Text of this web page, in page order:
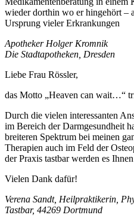
wieder dorthin wo er hingehört –
Ursprung vieler Erkrankungen
Apotheker Holger Kromnik
Die Stadtapotheken, Dresden
Liebe Frau Rössler,
das Motto „Heaven can wait…“
Durch die vielen interessanten
im Bereich der Darmgesundheit
breiteren Spektrum bei meinen
Therapien auch im Feld der
der Praxis tastbar werden es
Vielen Dank dafür!
Verena Sandt, Heilpraktikerin,
Tastbar, 44269 Dortmund